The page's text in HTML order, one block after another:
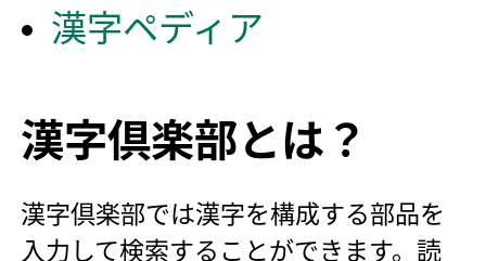
漢字ペディア
漢字倶楽部とは？
漢字倶楽部では漢字を構成する部品を
入力して検索することができます。読